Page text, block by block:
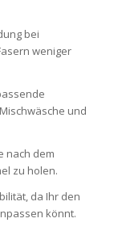
bei
weniger
und
nach dem
zu holen.
da Ihr den
könnt.